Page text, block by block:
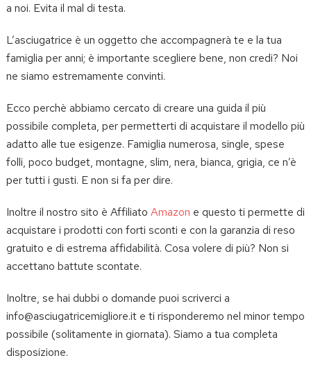
a noi. Evita il mal di testa.
L’asciugatrice è un oggetto che accompagnerà te e la tua
famiglia per anni; è importante scegliere bene, non credi? Noi
ne siamo estremamente convinti.
Ecco perchè abbiamo cercato di creare una guida il più
possibile completa, per permetterti di acquistare il modello più
adatto alle tue esigenze. Famiglia numerosa, single, spese
folli, poco budget, montagne, slim, nera, bianca, grigia, ce n’è
per tutti i gusti. E non si fa per dire.
Inoltre il nostro sito è Affiliato Amazon e questo ti permette di
acquistare i prodotti con forti sconti e con la garanzia di reso
gratuito e di estrema affidabilità. Cosa volere di più? Non si
accettano battute scontate.
Inoltre, se hai dubbi o domande puoi scriverci a
info@asciugatricemigliore.it e ti risponderemo nel minor tempo
possibile (solitamente in giornata). Siamo a tua completa
disposizione.